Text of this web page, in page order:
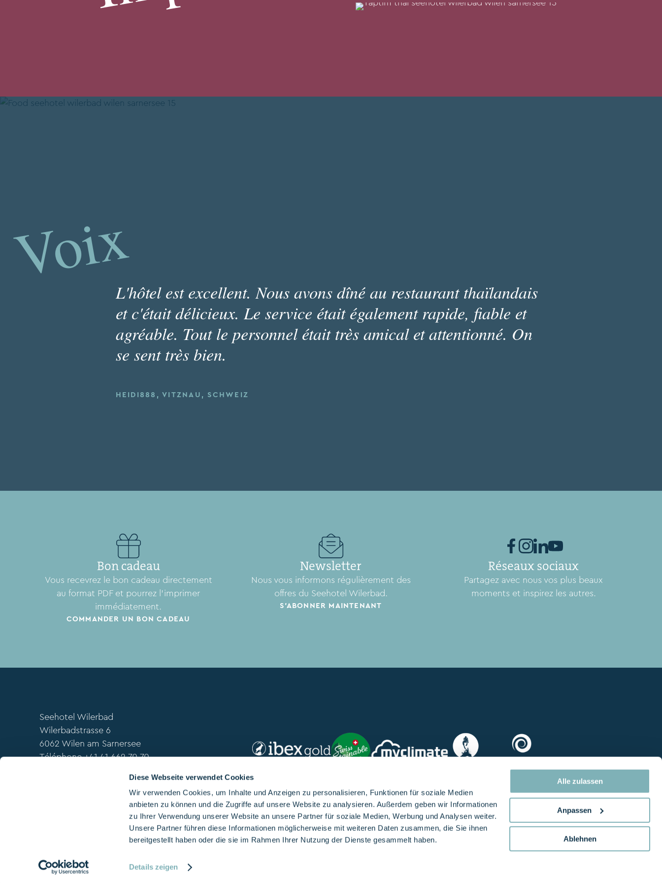
Diese Webseite verwendet Cookies
Wir verwenden Cookies, um Inhalte und Anzeigen zu personalisieren, Funktionen für soziale Medien
anbieten zu können und die Zugriffe auf unsere Website zu analysieren. Außerdem geben wir Informationen
zu Ihrer Verwendung unserer Website an unsere Partner für soziale Medien, Werbung und Analysen weiter.
Unsere Partner führen diese Informationen möglicherweise mit weiteren Daten zusammen, die Sie ihnen
bereitgestellt haben oder die sie im Rahmen Ihrer Nutzung der Dienste gesammelt haben.
Details zeigen
Alle zulassen
Anpassen
Ablehnen
VoixL'hôtel est excellent. Nous avons dîné au restaurant thaïlandais
et c'était délicieux. Le service était également rapide, fiable et
agréable. Tout le personnel était très amical et attentionné. On
se sent très bien.
HEIDI888, VITZNAU, SCHWEIZ
Bon cadeau
Vous recevrez le bon cadeau directement
au format PDF et pourrez l'imprimer
immédiatement.
COMMANDER UN BON CADEAU
Newsletter
Nous vous informons régulièrement des
offres du Seehotel Wilerbad.
S'ABONNER MAINTENANT
Réseaux sociaux
Partagez avec nous vos plus beaux
moments et inspirez les autres.
Seehotel Wilerbad
Wilerbadstrasse 6
6062 Wilen am Sarnersee
Téléphone+41 41 662 70 70
Protection des données | CGV